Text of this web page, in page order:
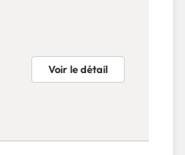
Voir le détail